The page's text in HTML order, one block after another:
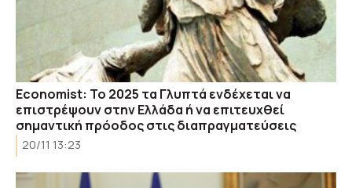
Economist: Το 2025 τα Γλυπτά ενδέχεται να
επιστρέψουν στην Ελλάδα ή να επιτευχθεί
σημαντική πρόοδος στις διαπραγματεύσεις
20/11 13:23